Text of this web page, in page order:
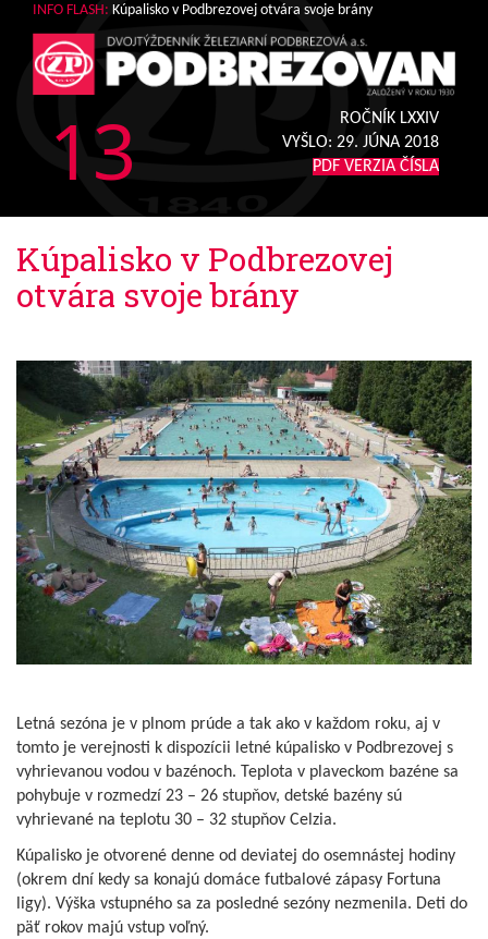
INFO FLASH: Kúpalisko v Podbrezovej otvára svoje brány
13
ROČNÍK LXXIV
VYŠLO: 29. JÚNA 2018
PDF VERZIA ČÍSLA
Kúpalisko v Podbrezovej
otvára svoje brány
Letná sezóna je v plnom prúde a tak ako v každom roku, aj v
tomto je verejnosti k dispozícii letné kúpalisko v Podbrezovej s
vyhrievanou vodou v bazénoch. Teplota v plaveckom bazéne sa
pohybuje v rozmedzí 23 – 26 stupňov, detské bazény sú
vyhrievané na teplotu 30 – 32 stupňov Celzia.
Kúpalisko je otvorené denne od deviatej do osemnástej hodiny
(okrem dní kedy sa konajú domáce futbalové zápasy Fortuna
ligy). Výška vstupného sa za posledné sezóny nezmenila. Deti do
päť rokov majú vstup voľný.